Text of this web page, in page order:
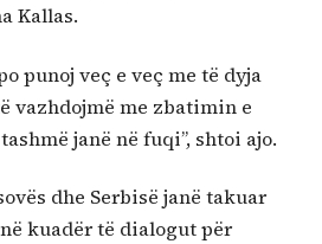
Kallas.
punoj veç e veç me të dyja
vazhdojmë me zbatimin e
janë në fuqi”, shtoi ajo.
dhe Serbisë janë takuar
kuadër të dialogut për